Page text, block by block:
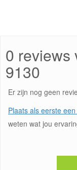
0 reviews
9130
Er zijn nog geen
Plaats als eerste
weten wat jou